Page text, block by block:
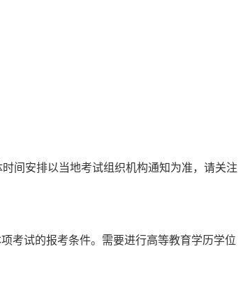
间安排以当地考试组织机构通知为准，请关注
考试的报考条件。需要进行高等教育学历学位